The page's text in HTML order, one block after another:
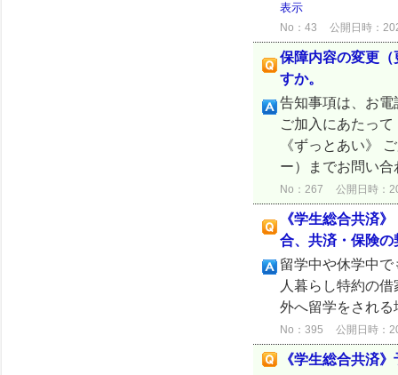
表示
No：43 公開日時：
保障内容の変更
すか。
告知事項は、お
ご加入にあたっ
《ずっとあい》
ー）までお問い
No：267 公開日時：
《学生総合共済
合、共済・保険
留学中や休学中
人暮らし特約の
外へ留学をされ
No：395 公開日時：
《学生総合共済